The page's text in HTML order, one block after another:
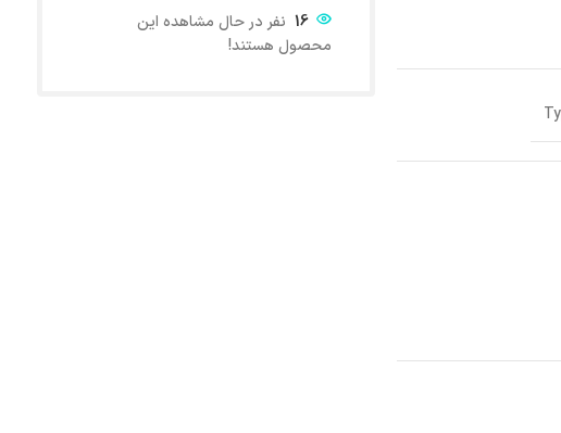
16 نفر در حال مشاهده این
محصول هستند!